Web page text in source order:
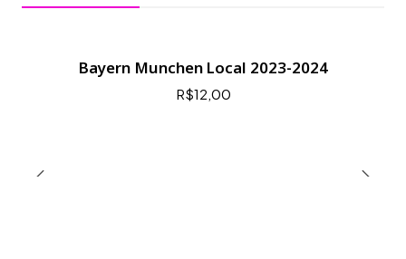
Bayern Munchen Local 2023-2024
R$12,00